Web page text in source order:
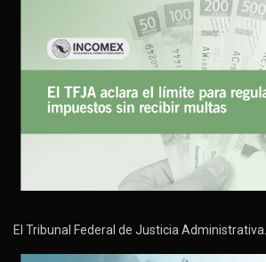
El Tribunal Federal de Justicia Administrativa…